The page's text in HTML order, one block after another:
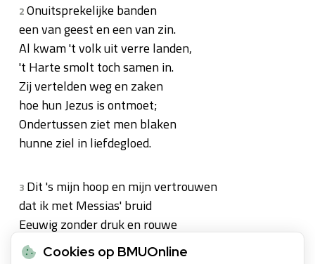
2Onuitsprekelijke banden
een van geest en een van zin.
Al kwam 't volk uit verre landen,
't Harte smolt toch samen in.
Zij vertelden weg en zaken
hoe hun Jezus is ontmoet;
Ondertussen ziet men blaken
hunne ziel in liefdegloed.
3 Dit 's mijn hoop en mijn vertrouwen
dat ik met Messias' bruid
Eeuwig zonder druk en rouwe
leven zal, eeuw in, eeuw uit.
Cookies op BMUOnline